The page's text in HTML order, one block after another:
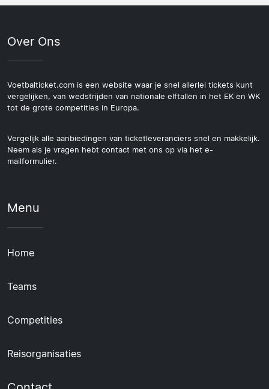
Over Ons
Voetbalticket.com is een website waar je snel allerlei tickets kunt
vergelijken, van wedstrijden van nationale elftallen in het EK en WK
tot de grote competities in Europa.
Vergelijk alle aanbiedingen van ticketleveranciers snel en makkelijk.
Neem als je vragen hebt contact met ons op via het e-
mailformulier.
Menu
Home
Teams
Competities
Reisorganisaties